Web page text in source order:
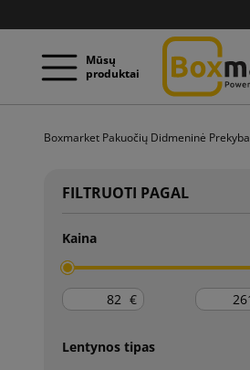
Mūsų
produktai
Boxmarket Pakuočių Didmeninė Prekyba
FILTRUOTI PAGAL
Kaina
€
Lentynos tipas